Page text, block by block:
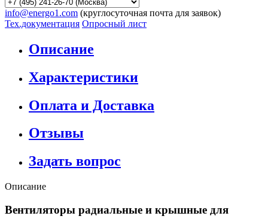
info@energo1.com (круглосуточная почта для заявок)
Тех.документация Опросный лист
Описание
Характеристики
Оплата и Доставка
Отзывы
Задать вопрос
Описание
Вентиляторы радиальные и крышные для